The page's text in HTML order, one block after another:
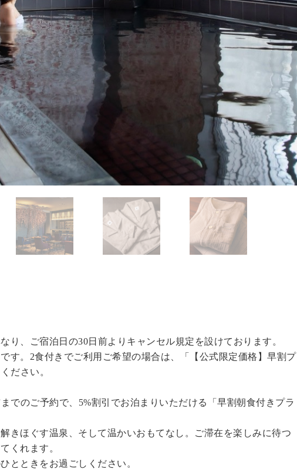
り、ご宿泊日の30日前よりキャンセル規定を設けております。
す。2食付きでご利用ご希望の場合は、「
【公式限定価格】早割プ
ださい。
でのご予約で、5%割引でお泊まりいただける「早割朝食付きプラ
きほぐす温泉、そして温かいおもてなし。ご滞在を楽しみに待つ
くれます。
とときをお過ごしください。